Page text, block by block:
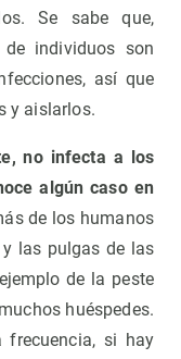
Se sabe que,
de individuos son
así que
y aislarlos.
no infecta a los
algún caso en
de los humanos
las pulgas de las
de la peste
huéspedes.
frecuencia, si hay